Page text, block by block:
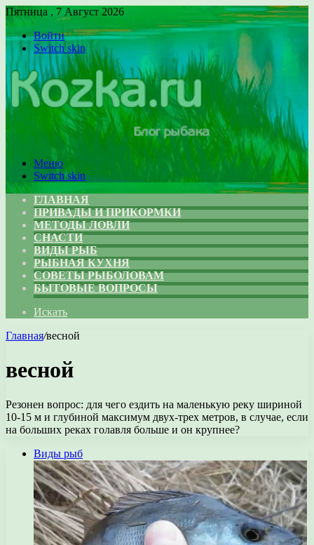
Пятница , 7 Август 2026
Войти
Switch skin
Меню
Switch skin
ГЛАВНАЯ
ПРИВАДЫ И ПРИКОРМКИ
МЕТОДЫ ЛОВЛИ
СНАСТИ
ВИДЫ РЫБ
РЫБНАЯ КУХНЯ
СОВЕТЫ РЫБОЛОВАМ
БЫТОВЫЕ ВОПРОСЫ
Искать
Главная/весной
весной
Резонен вопрос: для чего ездить на маленькую реку шириной
10-15 м и глубиной максимум двух-трех метров, в случае, если
на больших реках голавля больше и он крупнее?
Виды рыб